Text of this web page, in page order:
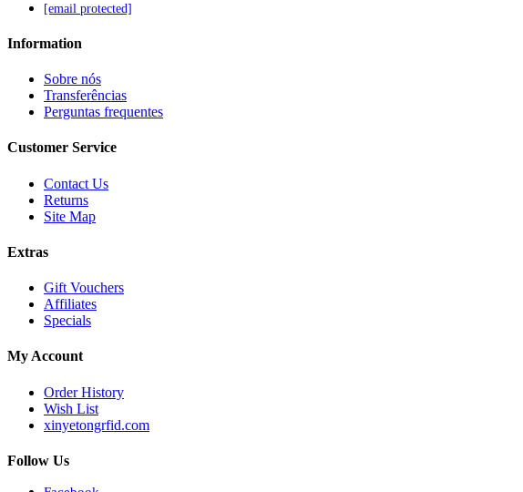
[email protected]
Information
Sobre nós
Transferências
Perguntas frequentes
Customer Service
Contact Us
Returns
Site Map
Extras
Gift Vouchers
Affiliates
Specials
My Account
Order History
Wish List
xinyetongrfid.com
Follow Us